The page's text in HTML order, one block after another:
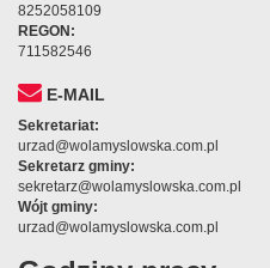
8252058109
REGON:
711582546
E-MAIL
Sekretariat:
urzad@wolamyslowska.com.pl
Sekretarz gminy:
sekretarz@wolamyslowska.com.pl
Wójt gminy:
urzad@wolamyslowska.com.pl